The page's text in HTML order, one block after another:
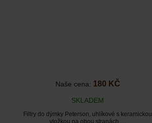
Naše cena: 180 KČ
SKLADEM
Filtry do dýmky Peterson, uhlíkové s keramickou
vložkou na obou stranách.…